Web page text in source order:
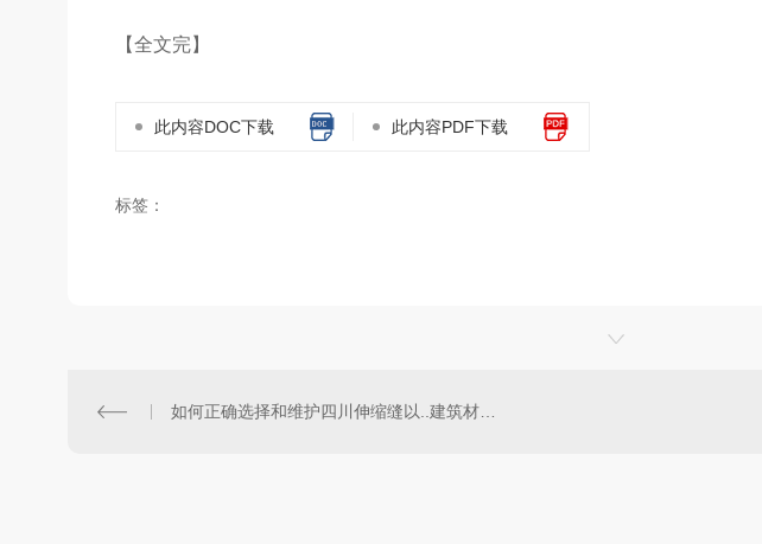
【全文完】
此内容DOC下载 此内容PDF下载
标签：
如何正确选择和维护四川伸缩缝以..建筑材料的长期使用